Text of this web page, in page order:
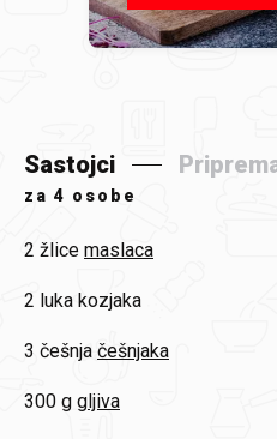
Sastojci
za 4 osobe
2 žlice maslaca
2 luka kozjaka
3 češnja češnjaka
300 g gljiva